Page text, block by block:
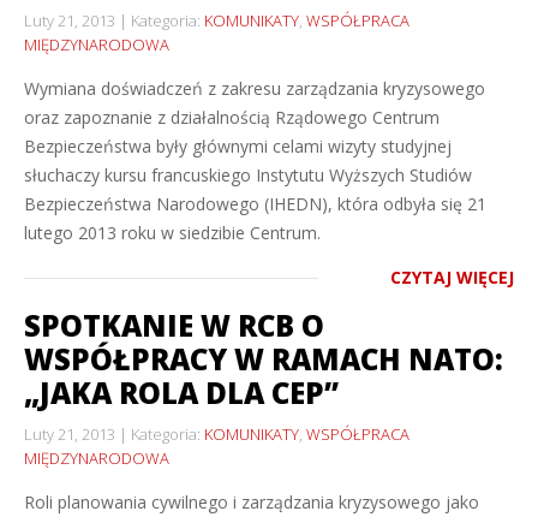
Luty 21, 2013 Kategoria: KOMUNIKATY, WSPÓŁPRACA
MIĘDZYNARODOWA
Wymiana doświadczeń z zakresu zarządzania kryzysowego
oraz zapoznanie z działalnością Rządowego Centrum
Bezpieczeństwa były głównymi celami wizyty studyjnej
słuchaczy kursu francuskiego Instytutu Wyższych Studiów
Bezpieczeństwa Narodowego (IHEDN), która odbyła się 21
lutego 2013 roku w siedzibie Centrum.
CZYTAJ WIĘCEJ
SPOTKANIE W RCB O
WSPÓŁPRACY W RAMACH NATO:
„JAKA ROLA DLA CEP”
Luty 21, 2013 Kategoria: KOMUNIKATY, WSPÓŁPRACA
MIĘDZYNARODOWA
Roli planowania cywilnego i zarządzania kryzysowego jako